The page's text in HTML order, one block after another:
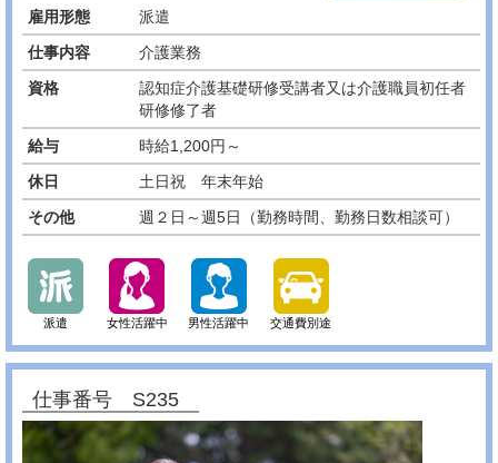
雇用形態
派遣
仕事内容
介護業務
資格
認知症介護基礎研修受講者又は介護職員初任者
研修修了者
給与
時給1,200円～
休日
土日祝 年末年始
その他
週２日～週5日（勤務時間、勤務日数相談可）
派遣 女性活躍中 男性活躍中 交通費別途
仕事番号 S235